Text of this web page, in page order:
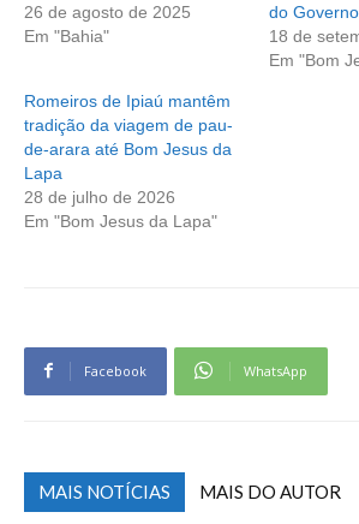
26 de agosto de 2025
Em "Bahia"
do
18 de
Em "Bom
Romeiros de Ipiaú mantêm
tradição da viagem de pau-
de-arara até Bom Jesus da
Lapa
28 de julho de 2026
Em "Bom Jesus da Lapa"
Facebook WhatsApp
MAIS NOTÍCIAS MAIS DO AUTOR